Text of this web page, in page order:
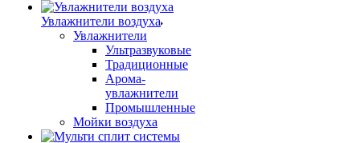
Увлажнители воздуха
Увлажнители
Ультразвуковые
Традиционные
Арома-
увлажнители
Промышленные
Мойки воздуха